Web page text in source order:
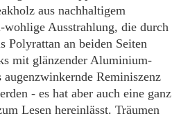
aus nachhaltigem
Ausstrahlung, die durch
Polyrattan an beiden Seiten
mit glänzender Aluminium-
Reminiszenz
- es hat aber auch eine ganz
Lesen hereinlässt. Träumen